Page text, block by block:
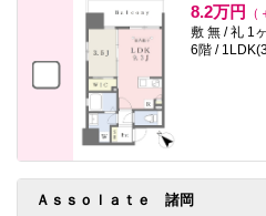
8.2万円
敷 無 / 礼 1
6階 /
Ａｓｓｏｌａｔｅ 諸岡